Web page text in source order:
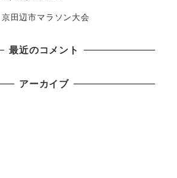
京田辺市マラソン大会
最近のコメント
アーカイブ